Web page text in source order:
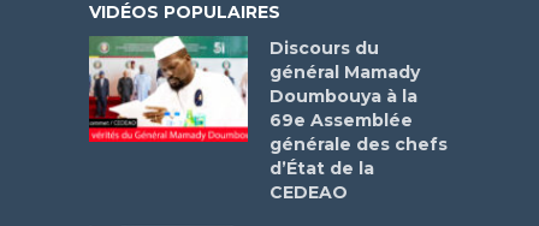
VIDÉOS POPULAIRES
Discours du
général Mamady
Doumbouya à la
69e Assemblée
générale des chefs
d’État de la
CEDEAO